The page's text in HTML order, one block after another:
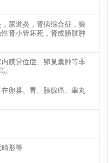
尿道炎，肾病综合征，狼
肾小管坏死，肾或膀胱肿
膜异位症、卵巢囊肿等非
卵巢、胃、胰腺癌、睾丸
形等